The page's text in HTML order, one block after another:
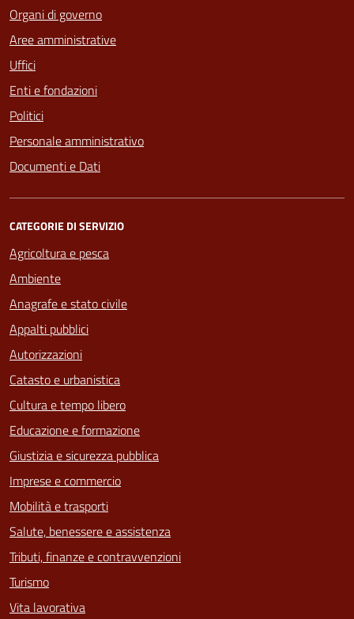
Organi di governo
Aree amministrative
Uffici
Enti e fondazioni
Politici
Personale amministrativo
Documenti e Dati
CATEGORIE DI SERVIZIO
Agricoltura e pesca
Ambiente
Anagrafe e stato civile
Appalti pubblici
Autorizzazioni
Catasto e urbanistica
Cultura e tempo libero
Educazione e formazione
Giustizia e sicurezza pubblica
Imprese e commercio
Mobilità e trasporti
Salute, benessere e assistenza
Tributi, finanze e contravvenzioni
Turismo
Vita lavorativa